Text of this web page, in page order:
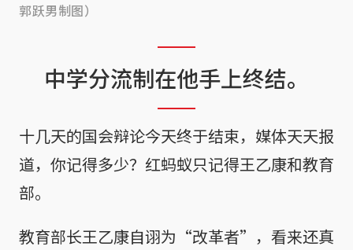
郭跃男制图）
中学分流制在他手上终结。
十几天的国会辩论今天终于结束，媒体天天报
道，你记得多少？红蚂蚁只记得王乙康和教育
部。
教育部长王乙康自诩为“改革者”，看来还真